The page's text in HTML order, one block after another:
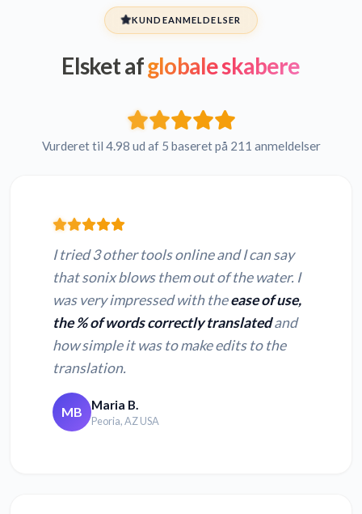
KUNDEANMELDELSER
Elsket afglobale skabere
Vurderet til 4.98 ud af 5 baseret på 211 anmeldelser
I tried 3 other tools online and I can say
that sonix blows them out of the water. I
was very impressed with theease of use,
the % of words correctly translatedand
how simple it was to make edits to the
translation.
MB Maria B.
Peoria, AZ USA